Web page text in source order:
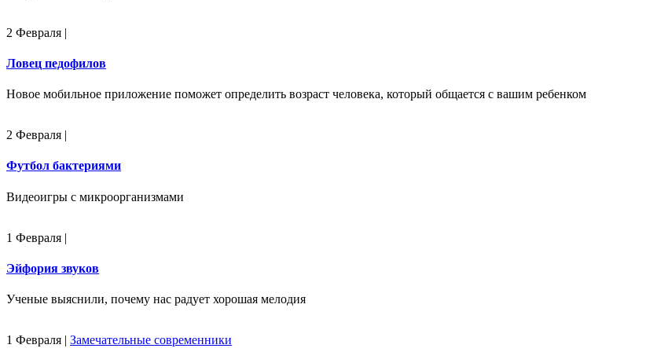
2 Февраля |
Ловец педофилов
Новое мобильное приложение поможет определить возраст человека, который общается с вашим ребенком
2 Февраля |
Футбол бактериями
Видеоигры с микроорганизмами
1 Февраля |
Эйфория звуков
Ученые выяснили, почему нас радует хорошая мелодия
1 Февраля | Замечательные современники